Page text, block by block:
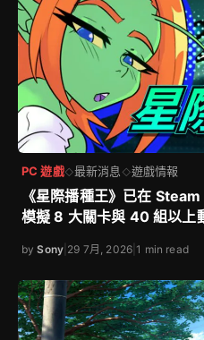
PC 遊戲◇最新消息 ◇遊戲情報
《星際播種王》已在
模擬 8 大關卡與 40 組以上
bySony 29 7月, 2026 |1 min read